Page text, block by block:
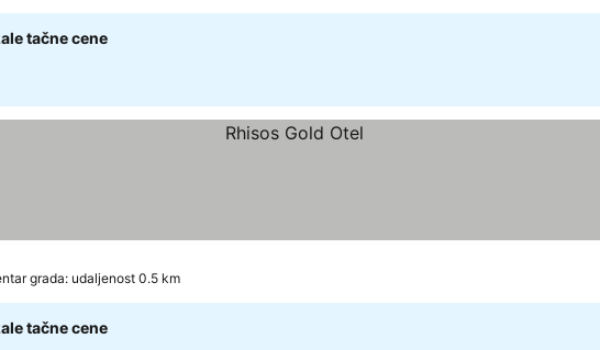
tačne cene
cene
grada: udaljenost 0.5 km
tačne cene